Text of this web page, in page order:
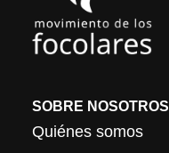
SOBRE NOSOTROS
Quiénes somos